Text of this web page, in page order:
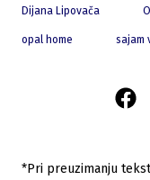
Dijana Lipovača
opal home sajam
*Pri preuzimanju